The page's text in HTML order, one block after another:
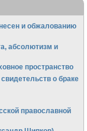
и обжалованию
абсолютизм и
пространство
о браке
православной